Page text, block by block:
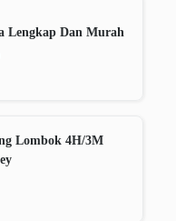
Lengkap Dan Murah
Lombok 4H/3M